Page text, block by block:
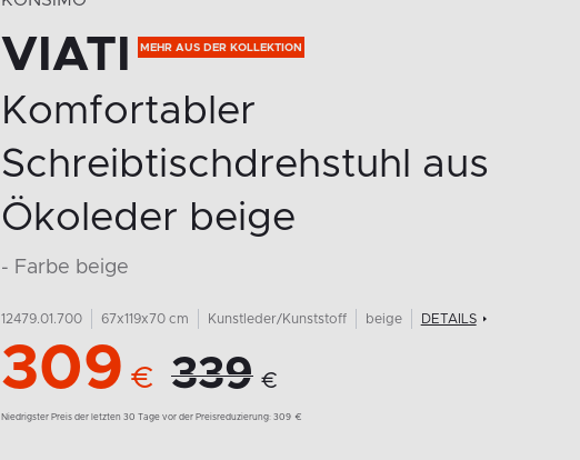
VIATI MEHR AUS DER KOLLEKTION
Komfortabler
Schreibtischdrehstuhl aus
Ökoleder beige
- Farbe beige
12479.01.700 67x119x70 cm Kunstleder/Kunststoff beige DETAILS
309 € 339 €
Niedrigster Preis der letzten 30 Tage vor der Preisreduzierung: 309 €